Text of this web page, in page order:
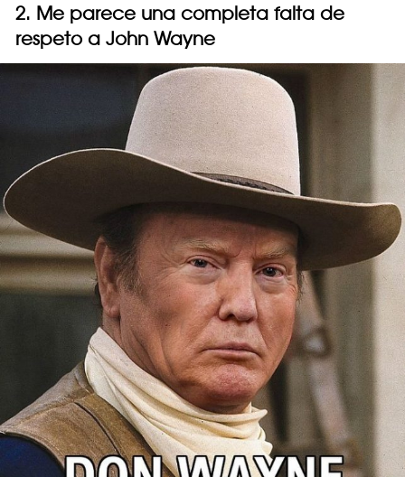
2. Me parece una completa falta de
respeto a John Wayne